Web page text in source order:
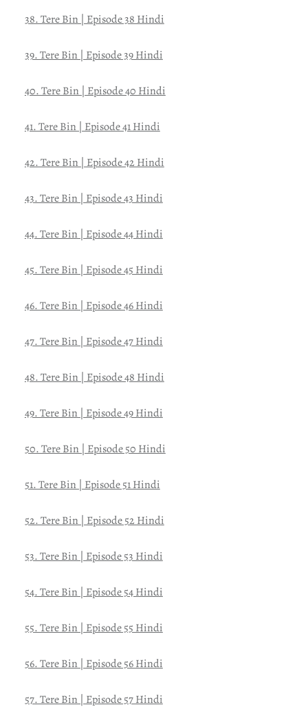
38. Tere Bin | Episode 38 Hindi
39. Tere Bin | Episode 39 Hindi
40. Tere Bin | Episode 40 Hindi
41. Tere Bin | Episode 41 Hindi
42. Tere Bin | Episode 42 Hindi
43. Tere Bin | Episode 43 Hindi
44. Tere Bin | Episode 44 Hindi
45. Tere Bin | Episode 45 Hindi
46. Tere Bin | Episode 46 Hindi
47. Tere Bin | Episode 47 Hindi
48. Tere Bin | Episode 48 Hindi
49. Tere Bin | Episode 49 Hindi
50. Tere Bin | Episode 50 Hindi
51. Tere Bin | Episode 51 Hindi
52. Tere Bin | Episode 52 Hindi
53. Tere Bin | Episode 53 Hindi
54. Tere Bin | Episode 54 Hindi
55. Tere Bin | Episode 55 Hindi
56. Tere Bin | Episode 56 Hindi
57. Tere Bin | Episode 57 Hindi